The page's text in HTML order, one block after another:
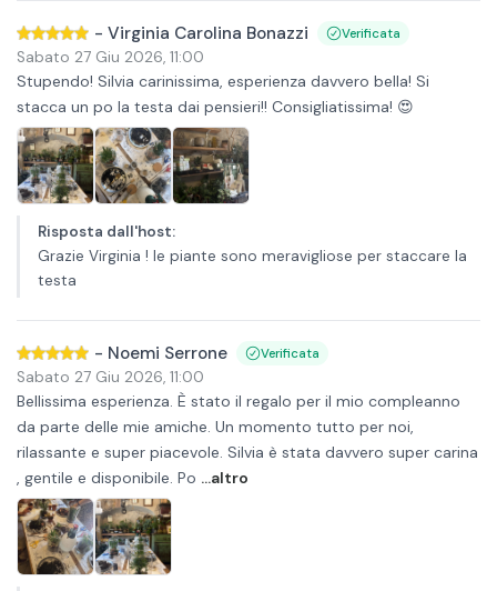
- Virginia Carolina Bonazzi Verificata
Sabato 27 Giu 2026, 11:00
Stupendo! Silvia carinissima, esperienza davvero bella! Si
stacca un po la testa dai pensieri!! Consigliatissima! 😍
Risposta dall'host:
Grazie Virginia ! le piante sono meravigliose per staccare la
testa
- Noemi Serrone Verificata
Sabato 27 Giu 2026, 11:00
Bellissima esperienza. È stato il regalo per il mio compleanno
da parte delle mie amiche. Un momento tutto per noi,
rilassante e super piacevole. Silvia è stata davvero super carina
, gentile e disponibile. Po ...altro